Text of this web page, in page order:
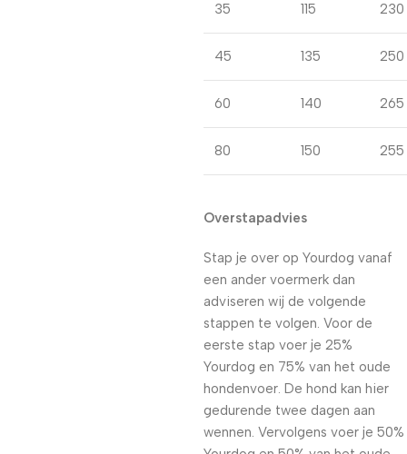
35 115 230
45 135 250
60 140 265
80 150 255
Overstapadvies
Stap je over op Yourdog vanaf
een ander voermerk dan
adviseren wij de volgende
stappen te volgen. Voor de
eerste stap voer je 25%
Yourdog en 75% van het oude
hondenvoer. De hond kan hier
gedurende twee dagen aan
wennen. Vervolgens voer je 50%